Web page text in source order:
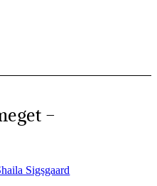
–
Sigsgaard